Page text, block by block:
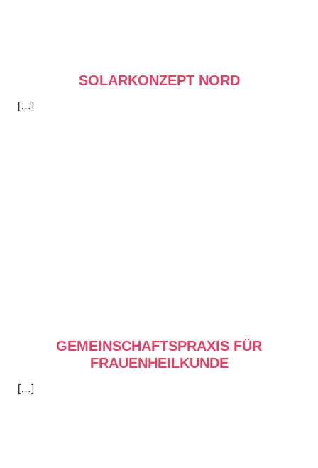
SOLARKONZEPT NORD
[…]
GEMEINSCHAFTSPRAXIS FÜR
FRAUENHEILKUNDE
[…]